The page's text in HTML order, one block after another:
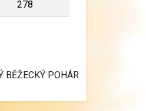
278
POHÁR